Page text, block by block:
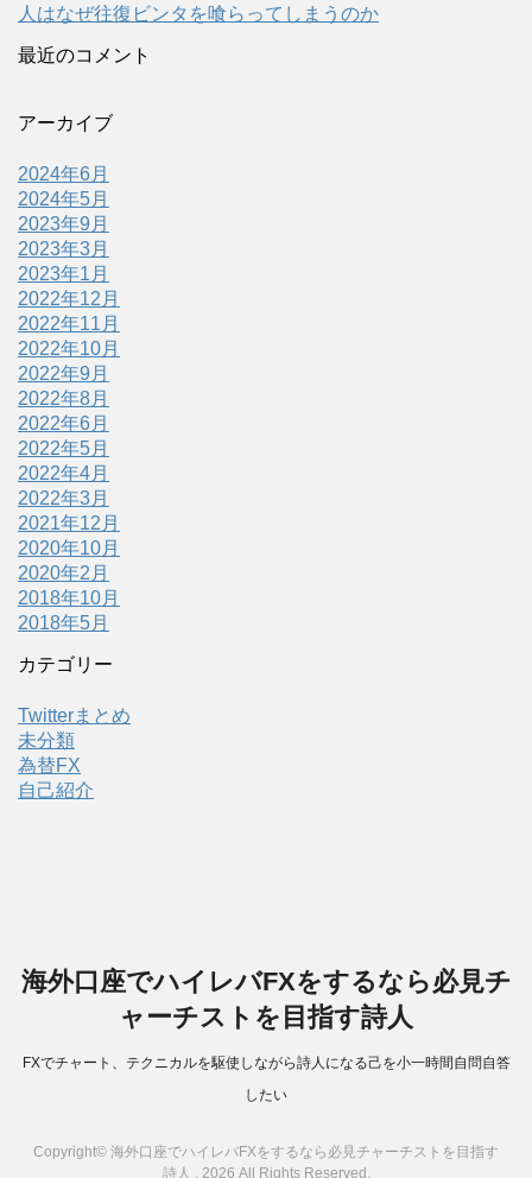
人はなぜ往復ビンタを喰らってしまうのか
最近のコメント
アーカイブ
2024年6月
2024年5月
2023年9月
2023年3月
2023年1月
2022年12月
2022年11月
2022年10月
2022年9月
2022年8月
2022年6月
2022年5月
2022年4月
2022年3月
2021年12月
2020年10月
2020年2月
2018年10月
2018年5月
カテゴリー
Twitterまとめ
未分類
為替FX
自己紹介
海外口座でハイレバFXをするなら必見チ
ャーチストを目指す詩人
FXでチャート、テクニカルを駆使しながら詩人になる己を小一時間自問自答
したい
Copyright© 海外口座でハイレバFXをするなら必見チャーチストを目指す
詩人 , 2026 All Rights Reserved.